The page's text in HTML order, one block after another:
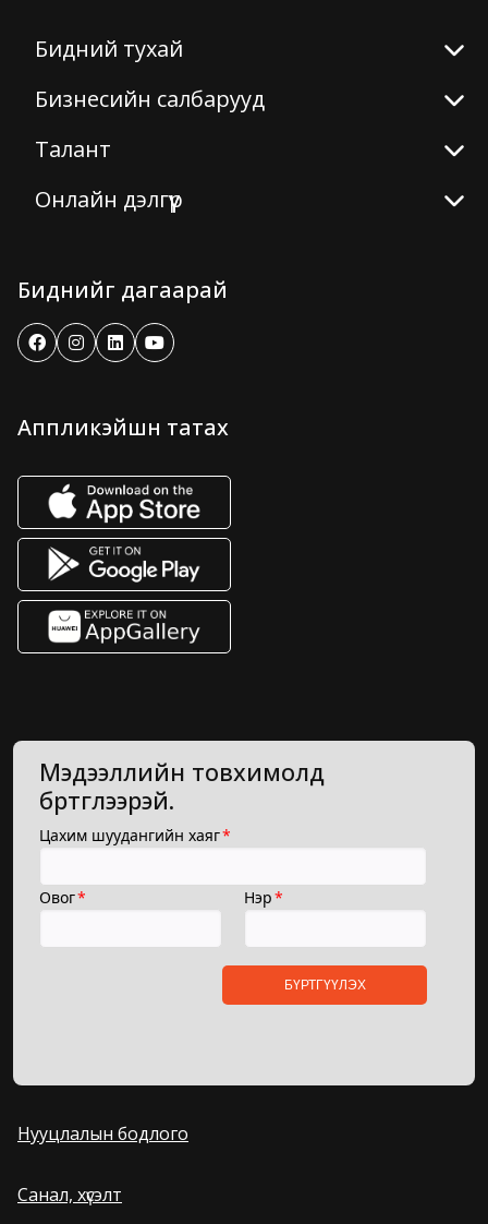
Бидний тухай
Бизнесийн салбарууд
Талант
Онлайн дэлгүүр
Биднийг дагаарай
Аппликэйшн татах
Мэдээллийн товхимолд
бүртгүүлээрэй.
Нууцлалын бодлого
Санал, хүсэлт